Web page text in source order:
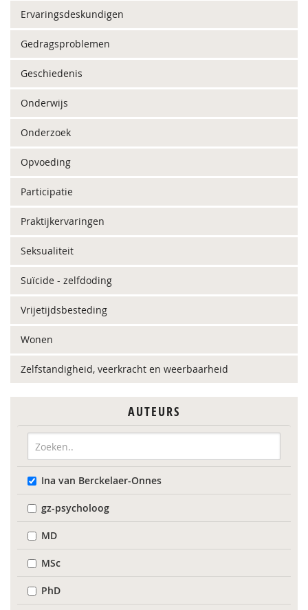
Ervaringsdeskundigen
Gedragsproblemen
Geschiedenis
Onderwijs
Onderzoek
Opvoeding
Participatie
Praktijkervaringen
Seksualiteit
Suïcide - zelfdoding
Vrijetijdsbesteding
Wonen
Zelfstandigheid, veerkracht en weerbaarheid
AUTEURS
Ina van Berckelaer-Onnes
gz-psycholoog
MD
MSc
PhD